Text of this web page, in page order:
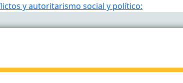
y autoritarismo social y político: